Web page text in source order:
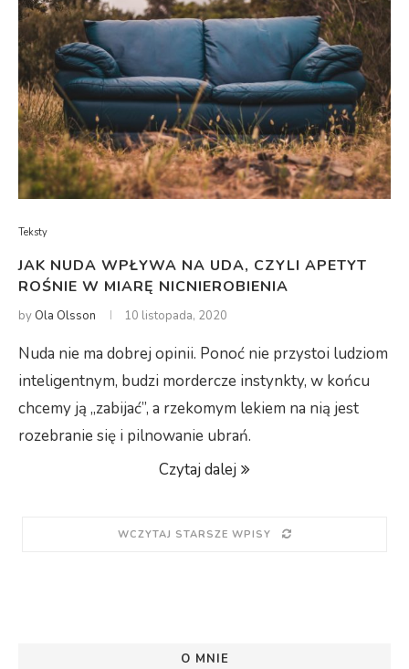
Teksty
JAK NUDA WPŁYWA NA UDA, CZYLI APETYT
ROŚNIE W MIARĘ NICNIEROBIENIA
by Ola Olsson 10 listopada, 2020
Nuda nie ma dobrej opinii. Ponoć nie przystoi ludziom
inteligentnym, budzi mordercze instynkty, w końcu
chcemy ją „zabijać”, a rzekomym lekiem na nią jest
rozebranie się i pilnowanie ubrań.
Czytaj dalej
WCZYTAJ STARSZE WPISY
O MNIE